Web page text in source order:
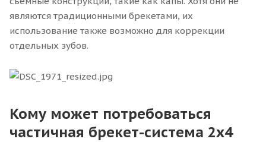
являются традиционными брекетами, их
использование также возможно для коррекции
отдельных зубов.
Кому может потребоваться
частичная брекет-система 2x4